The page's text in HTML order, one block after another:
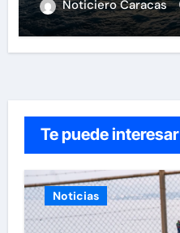
Noticiero Caracas
Te puede interesar
Noticias